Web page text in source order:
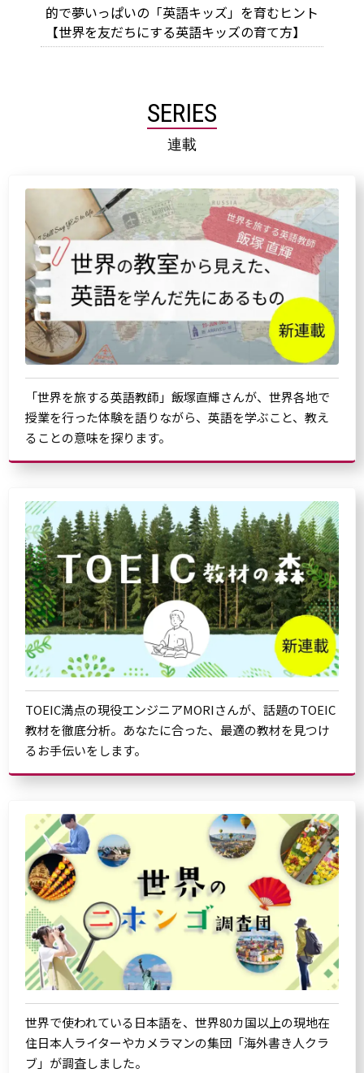
的で夢いっぱいの「英語キッズ」を育むヒント
【世界を友だちにする英語キッズの育て方】
SERIES
連載
「世界を旅する英語教師」飯塚直輝さんが、世界各地で
授業を行った体験を語りながら、英語を学ぶこと、教え
ることの意味を探ります。
TOEIC満点の現役エンジニアMORIさんが、話題のTOEIC
教材を徹底分析。あなたに合った、最適の教材を見つけ
るお手伝いをします。
世界で使われている日本語を、世界80カ国以上の現地在
住日本人ライターやカメラマンの集団「海外書き人クラ
ブ」が調査しました。